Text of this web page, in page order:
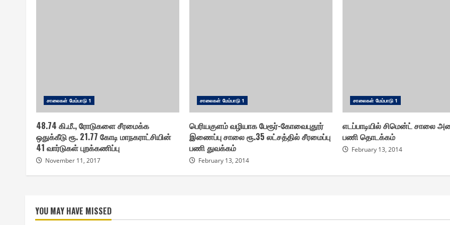
சாலை௧ள் மேம்பாடு 1
48.74 கி.மீ., ரோடுகளை சீரமைக்க
ஒதுக்கீடு ரூ. 21.77 கோடி மாநகராட்சியின்
41 வார்டுகள் புறக்கணிப்பு
November 11, 2017
சாலை௧ள் மேம்பாடு 1
பெரியகுளம் வழியாக பேரூர்-கோவைபுதூர்
இணைப்பு சாலை ரூ.35 லட்சத்தில் சீரமைப்பு
பணி துவக்கம்
February 13, 2014
சாலை௧ள் மேம்பாடு 1
எடப்பாடியில் சிமென்ட் சாலை
பணி தொடக்கம்
February 13, 2014
YOU MAY HAVE MISSED